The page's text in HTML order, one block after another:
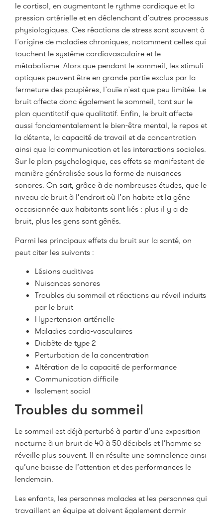
le cortisol, en augmentant le rythme cardiaque et la
pression artérielle et en déclenchant d’autres processus
physiologiques. Ces réactions de stress sont souvent à
l’origine de maladies chroniques, notamment celles qui
touchent le système cardiovasculaire et le
métabolisme. Alors que pendant le sommeil, les stimuli
optiques peuvent être en grande partie exclus par la
fermeture des paupières, l’ouïe n’est que peu limitée. Le
bruit affecte donc également le sommeil, tant sur le
plan quantitatif que qualitatif. Enfin, le bruit affecte
aussi fondamentalement le bien-être mental, le repos et
la détente, la capacité de travail et de concentration
ainsi que la communication et les interactions sociales.
Sur le plan psychologique, ces effets se manifestent de
manière généralisée sous la forme de nuisances
sonores. On sait, grâce à de nombreuses études, que le
niveau de bruit à l’endroit où l’on habite et la gêne
occasionnée aux habitants sont liés : plus il y a de
bruit, plus les gens sont gênés.
Parmi les principaux effets du bruit sur la santé, on
peut citer les suivants :
Lésions auditives
Nuisances sonores
Troubles du sommeil et réactions au réveil induits
par le bruit
Hypertension artérielle
Maladies cardio-vasculaires
Diabète de type 2
Perturbation de la concentration
Altération de la capacité de performance
Communication difficile
Isolement social
Troubles du sommeil
Le sommeil est déjà perturbé à partir d’une exposition
nocturne à un bruit de 40 à 50 décibels et l’homme se
réveille plus souvent. Il en résulte une somnolence ainsi
qu’une baisse de l’attention et des performances le
lendemain.
Les enfants, les personnes malades et les personnes qui
travaillent en équipe et doivent également dormir